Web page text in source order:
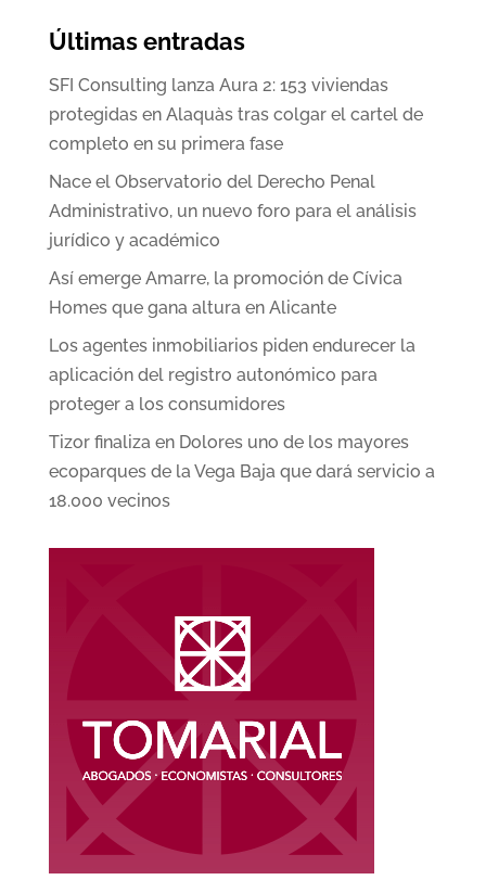
Últimas entradas
SFI Consulting lanza Aura 2: 153 viviendas
protegidas en Alaquàs tras colgar el cartel de
completo en su primera fase
Nace el Observatorio del Derecho Penal
Administrativo, un nuevo foro para el análisis
jurídico y académico
Así emerge Amarre, la promoción de Cívica
Homes que gana altura en Alicante
Los agentes inmobiliarios piden endurecer la
aplicación del registro autonómico para
proteger a los consumidores
Tizor finaliza en Dolores uno de los mayores
ecoparques de la Vega Baja que dará servicio a
18.000 vecinos